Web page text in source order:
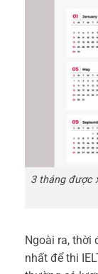
3 tháng được
Ngoài ra, thời
nhất để thi